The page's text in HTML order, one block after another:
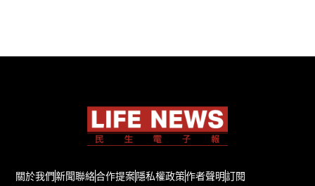
關於我們新聞聯絡合作提案隱私權政策作者聲明訂閱